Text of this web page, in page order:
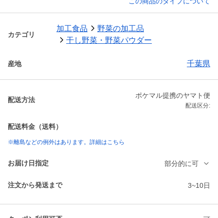
カテゴリ
加工食品
野菜の加工品
干し野菜・野菜パウダー
産地 千葉県
配送方法
ポケマル提携のヤマト便
配送区分:
配送料金（送料）
※離島などの例外はあります。詳細はこちら
お届け日指定 部分的に可
注文から発送まで 3~10日